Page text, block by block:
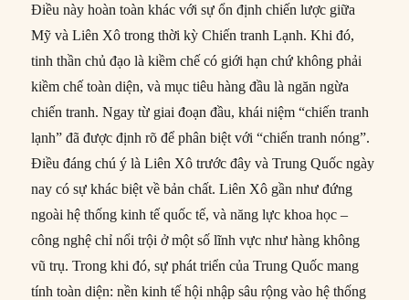
Điều này hoàn toàn khác với sự ổn định chiến lược giữa
Mỹ và Liên Xô trong thời kỳ Chiến tranh Lạnh. Khi đó,
tinh thần chủ đạo là kiềm chế có giới hạn chứ không phải
kiềm chế toàn diện, và mục tiêu hàng đầu là ngăn ngừa
chiến tranh. Ngay từ giai đoạn đầu, khái niệm “chiến tranh
lạnh” đã được định rõ để phân biệt với “chiến tranh nóng”.
Điều đáng chú ý là Liên Xô trước đây và Trung Quốc ngày
nay có sự khác biệt về bản chất. Liên Xô gần như đứng
ngoài hệ thống kinh tế quốc tế, và năng lực khoa học –
công nghệ chỉ nổi trội ở một số lĩnh vực như hàng không
vũ trụ. Trong khi đó, sự phát triển của Trung Quốc mang
tính toàn diện: nền kinh tế hội nhập sâu rộng vào hệ thống